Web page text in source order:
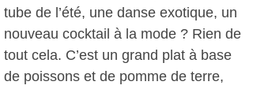
tube de l’été, une danse exotique, un
nouveau cocktail à la mode ? Rien de
tout cela. C’est un grand plat à base
de poissons et de pomme de terre,